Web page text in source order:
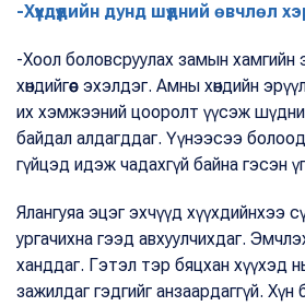
-Хүүхдүүдийн дунд шүдний өвчлөл
-Хоол боловсруулах замын
хөндийгөөс эхэлдэг. Амны хөндийн
их хэмжээний цооролт үүсэж
байдал алдагддаг. Үүнээсээ
гүйцэд идэж чадахгүй байна гэсэн
Ялангуяа эцэг эхчүүд хүүхдийнхээ
ургачихна гээд авхуулчихдаг.
ханддаг. Гэтэл тэр бяцхан хүүхэд
зажилдаг гэдгийг анзаардаггүй.